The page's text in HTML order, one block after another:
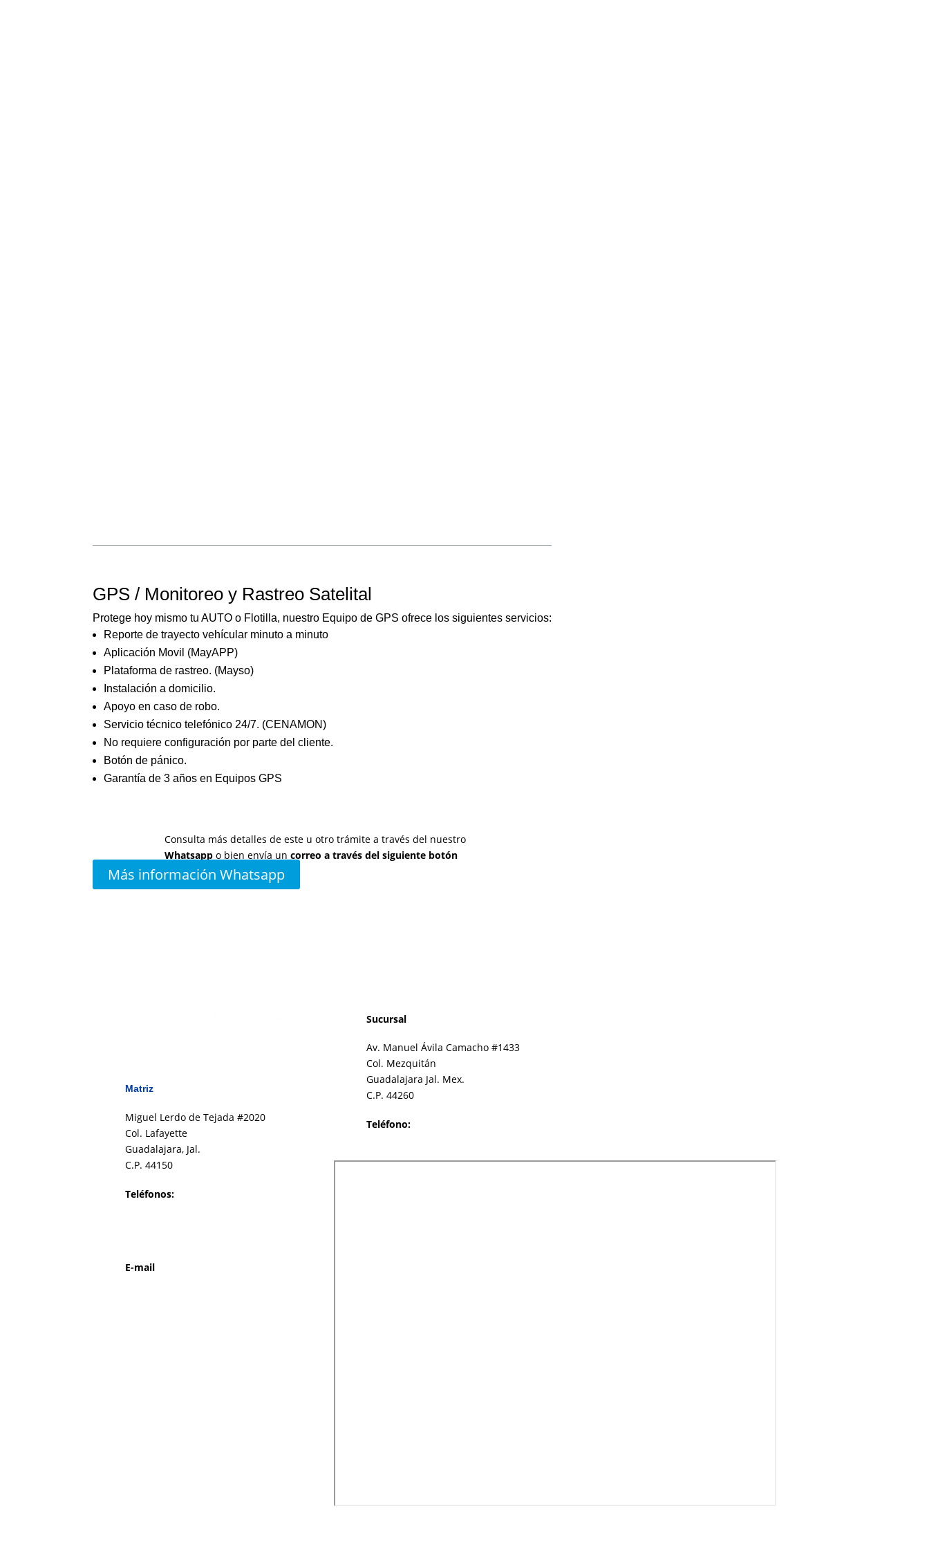
GPS / Monitoreo y Rastreo Satelital
Protege hoy mismo tu AUTO o Flotilla, nuestro Equipo de GPS ofrece los siguientes servicios:
Reporte de trayecto vehícular minuto a minuto
Aplicación Movil (MayAPP)
Plataforma de rastreo. (Mayso)
Instalación a domicilio.
Apoyo en caso de robo.
Servicio técnico telefónico 24/7. (CENAMON)
No requiere configuración por parte del cliente.
Botón de pánico.
Garantía de 3 años en Equipos GPS
Consulta más detalles de este u otro trámite a través del nuestro
Whatsapp o bien envía uncorreo a través del siguiente botón
Más información Whatsapp
Matriz
Miguel Lerdo de Tejada #2020
Col. Lafayette
Guadalajara, Jal.
C.P. 44150
Teléfonos:
E-mail
Sucursal
Av. Manuel Ávila Camacho #1433
Col. Mezquitán
Guadalajara Jal. Mex.
C.P. 44260
Teléfono: